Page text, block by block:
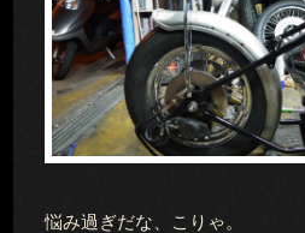
悩み過ぎだな、こりゃ。